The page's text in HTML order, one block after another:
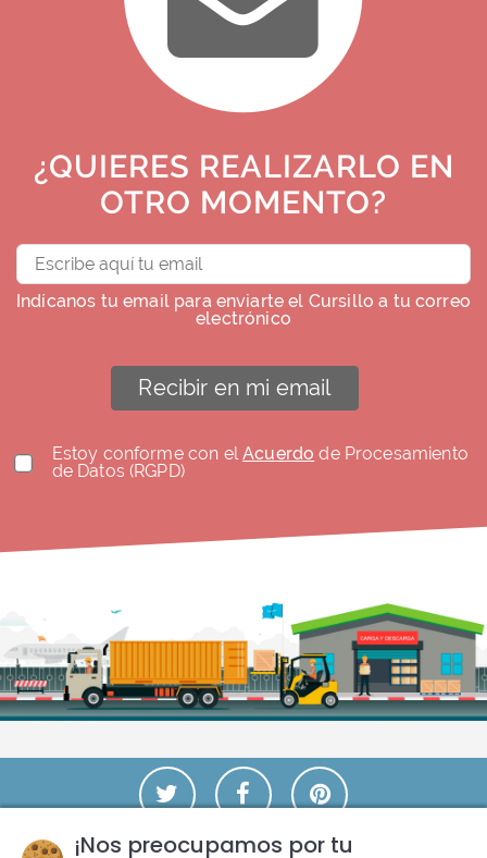
¿QUIERES REALIZARLO EN
OTRO MOMENTO?
Indícanos tu email para enviarte el Cursillo a tu correo
electrónico
Recibir en mi email
Estoy conforme con elAcuerdo de Procesamiento
de Datos (RGPD)
Condiciones
¡Nos preocupamos por tu